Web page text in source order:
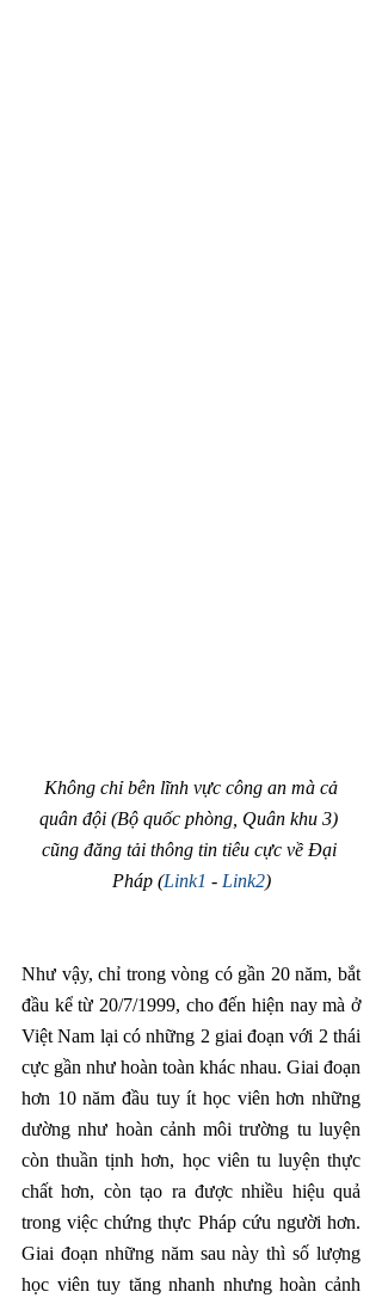
Không chỉ bên lĩnh vực công an mà cả
quân đội (Bộ quốc phòng, Quân khu 3)
cũng đăng tải thông tin tiêu cực về Đại
Pháp (Link1 - Link2)
Như vậy, chỉ trong vòng có gần 20 năm, bắt
đầu kể từ 20/7/1999, cho đến hiện nay mà ở
Việt Nam lại có những 2 giai đoạn với 2 thái
cực gần như hoàn toàn khác nhau. Giai đoạn
hơn 10 năm đầu tuy ít học viên hơn những
dường như hoàn cảnh môi trường tu luyện
còn thuần tịnh hơn, học viên tu luyện thực
chất hơn, còn tạo ra được nhiều hiệu quả
trong việc chứng thực Pháp cứu người hơn.
Giai đoạn những năm sau này thì số lượng
học viên tuy tăng nhanh nhưng hoàn cảnh